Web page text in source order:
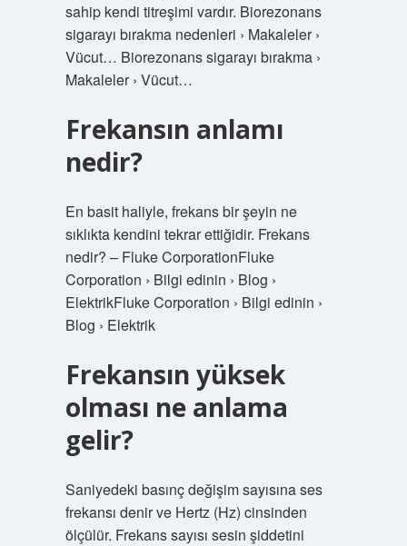
sahip kendi titreşimi vardır. Biorezonans
sigarayı bırakma nedenleri › Makaleler ›
Vücut… Biorezonans sigarayı bırakma ›
Makaleler › Vücut…
Frekansın anlamı
nedir?
En basit haliyle, frekans bir şeyin ne
sıklıkta kendini tekrar ettiğidir. Frekans
nedir? – Fluke CorporationFluke
Corporation › Bilgi edinin › Blog ›
ElektrikFluke Corporation › Bilgi edinin ›
Blog › Elektrik
Frekansın yüksek
olması ne anlama
gelir?
Saniyedeki basınç değişim sayısına ses
frekansı denir ve Hertz (Hz) cinsinden
ölçülür. Frekans sayısı sesin şiddetini